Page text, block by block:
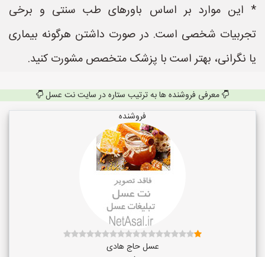
* این موارد بر اساس باورهای طب سنتی و برخی
تجربیات شخصی است. در صورت داشتن هرگونه بیماری
یا نگرانی، بهتر است با پزشک متخصص مشورت کنید.
معرفی فروشنده ها به ترتیب ستاره در سایت نت عسل
فروشنده
عسل حاج هادی